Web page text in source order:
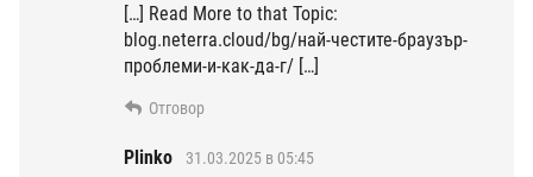
[…] Read More to that Topic:
blog.neterra.cloud/bg/най-честите-браузър-
проблеми-и-как-да-г/ […]
Отговор
Plinko 31.03.2025 в 05:45